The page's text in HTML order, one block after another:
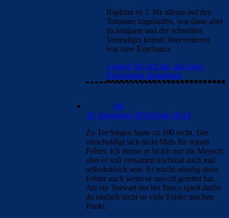
Raphina ist 1. Hz alleine auf den
Tormann zugelaufen, war dann aber
zu langsam und der schnellere
Verteidiger konnte intervenieren,
war eine Topchance
Loggen Sie sich ein, um einen
Kommentar abzugeben
Mo
20. September 2024 Beim 10:24
Zu Ter Stegen haste zu 100 recht. Der
entschuldigt sich nicht Mals für seinen
Fehler. Ich meine er ist ich nur ein Mensch
aber er soll versammt nochmal auch mal
selbstkritisch sein. Er macht ständig diese
Fehler auch wenn er uns oft gerettet hat.
Als ein Torwart der bei Barca spielt darfst
du einfach nicht so viele Fehler machen
Punkt.